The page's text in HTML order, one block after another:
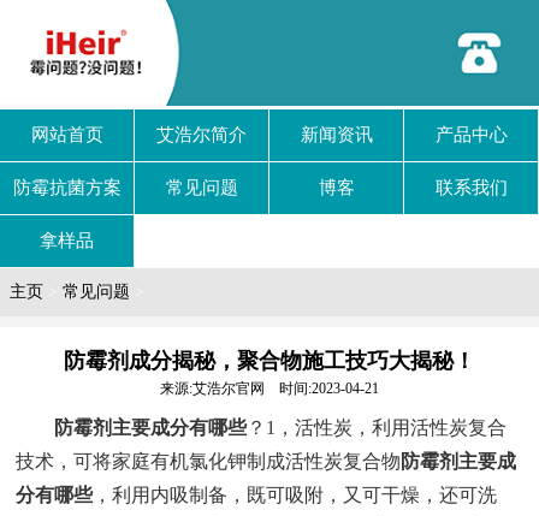
网站首页 艾浩尔简介 新闻资讯 产品中心
防霉抗菌方案 常见问题 博客 联系我们
拿样品
主页 常见问题
防霉剂成分揭秘，聚合物施工技巧大揭秘！
来源:艾浩尔官网 时间:2023-04-21
防霉剂主要成分有哪些？1，活性炭，利用活性炭复合
技术，可将家庭有机氯化钾制成活性炭复合物 防霉剂主要成
分有哪些，利用内吸制备，既可吸附，又可干燥，还可洗